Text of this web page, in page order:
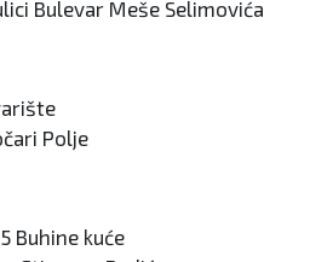
Bulevar Meše Selimovića
Polje
Buhine kuće